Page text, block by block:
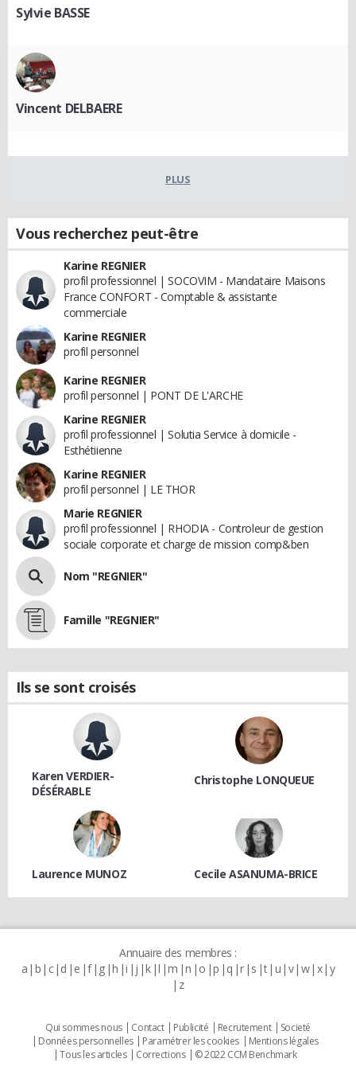
Sylvie BASSE
Vincent DELBAERE
PLUS
Vous recherchez peut-être
Karine REGNIER
profil professionnel | SOCOVIM - Mandataire Maisons
France CONFORT - Comptable & assistante
commerciale
Karine REGNIER
profil personnel
Karine REGNIER
profil personnel | PONT DE L'ARCHE
Karine REGNIER
profil professionnel | Solutia Service à domicile -
Esthétiienne
Karine REGNIER
profil personnel | LE THOR
Marie REGNIER
profil professionnel | RHODIA - Controleur de gestion
sociale corporate et charge de mission comp&ben
Nom "REGNIER"
Famille "REGNIER"
Ils se sont croisés
Karen VERDIER-
DÉSÉRABLE
Christophe LONQUEUE
Laurence MUNOZ Cecile ASANUMA-BRICE
Annuaire des membres :
a b c d e f g h i j k l m n o p q r s t u v w x y
z
Qui sommes nous Contact Publicité Recrutement
Societé
Données personnelles
Paramétrer les cookies
Mentions légales
Tous les articles
Corrections © 2022 CCM Benchmark